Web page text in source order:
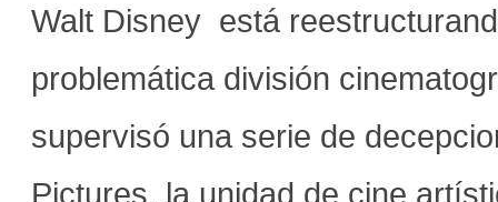
Walt Disney está
problemática división
supervisó una serie de
Pictures, la unidad de cine